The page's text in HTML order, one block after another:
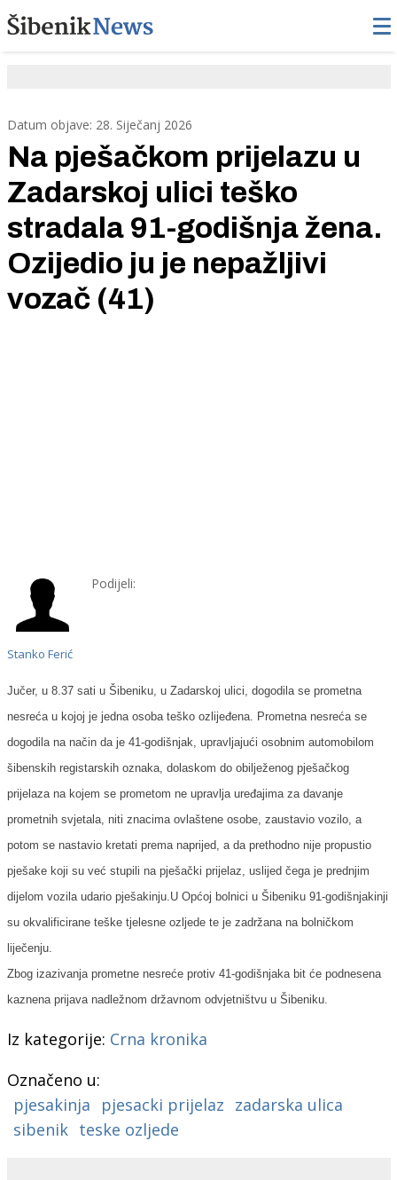
Datum objave: 28. Siječanj 2026
Na pješačkom prijelazu u
Zadarskoj ulici teško
stradala 91-godišnja žena.
Ozijedio ju je nepažljivi
vozač (41)
Stanko Ferić
Podijeli:
Jučer, u 8.37 sati u Šibeniku, u Zadarskoj ulici, dogodila se prometna
nesreća u kojoj je jedna osoba teško ozlijeđena. Prometna nesreća se
dogodila na način da je 41-godišnjak, upravljajući osobnim automobilom
šibenskih registarskih oznaka, dolaskom do obilježenog pješačkog
prijelaza na kojem se prometom ne upravlja uređajima za davanje
prometnih svjetala, niti znacima ovlaštene osobe, zaustavio vozilo, a
potom se nastavio kretati prema naprijed, a da prethodno nije propustio
pješake koji su već stupili na pješački prijelaz, uslijed čega je prednjim
dijelom vozila udario pješakinju.U Općoj bolnici u Šibeniku 91-godišnjakinji
su okvalificirane teške tjelesne ozljede te je zadržana na bolničkom
liječenju.
Zbog izazivanja prometne nesreće protiv 41-godišnjaka bit će podnesena
kaznena prijava nadležnom državnom odvjetništvu u Šibeniku.
Iz kategorije: Crna kronika
Označeno u:
pjesakinja
pjesacki prijelaz zadarska ulica
sibenik teske ozljede